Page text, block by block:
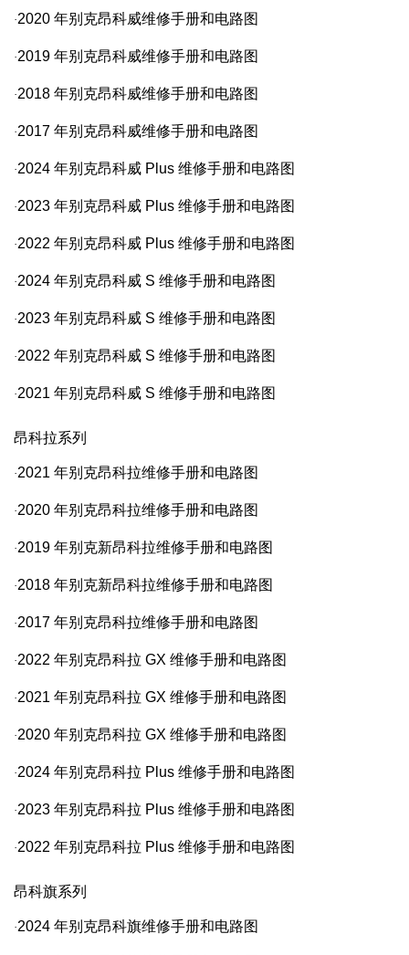
·2020 年别克昂科威维修手册和电路图
·2019 年别克昂科威维修手册和电路图
·2018 年别克昂科威维修手册和电路图
·2017 年别克昂科威维修手册和电路图
·2024 年别克昂科威 Plus 维修手册和电路图
·2023 年别克昂科威 Plus 维修手册和电路图
·2022 年别克昂科威 Plus 维修手册和电路图
·2024 年别克昂科威 S 维修手册和电路图
·2023 年别克昂科威 S 维修手册和电路图
·2022 年别克昂科威 S 维修手册和电路图
·2021 年别克昂科威 S 维修手册和电路图
昂科拉系列
·2021 年别克昂科拉维修手册和电路图
·2020 年别克昂科拉维修手册和电路图
·2019 年别克新昂科拉维修手册和电路图
·2018 年别克新昂科拉维修手册和电路图
·2017 年别克昂科拉维修手册和电路图
·2022 年别克昂科拉 GX 维修手册和电路图
·2021 年别克昂科拉 GX 维修手册和电路图
·2020 年别克昂科拉 GX 维修手册和电路图
·2024 年别克昂科拉 Plus 维修手册和电路图
·2023 年别克昂科拉 Plus 维修手册和电路图
·2022 年别克昂科拉 Plus 维修手册和电路图
昂科旗系列
·2024 年别克昂科旗维修手册和电路图